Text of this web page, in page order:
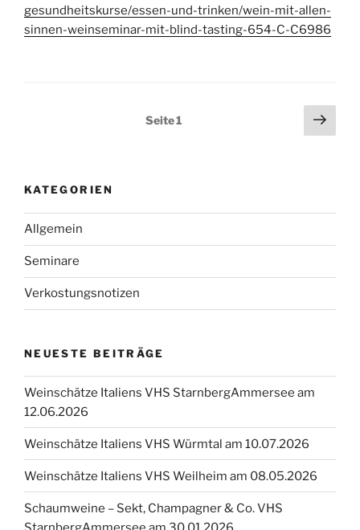
gesundheitskurse/essen-und-trinken/wein-mit-allen-
sinnen-weinseminar-mit-blind-tasting-654-C-C6986
Seitennummerierung
Seite1
KATEGORIEN
Allgemein
Seminare
Verkostungsnotizen
NEUESTE BEITRÄGE
Weinschätze Italiens VHS StarnbergAmmersee am
12.06.2026
Weinschätze Italiens VHS Würmtal am 10.07.2026
Weinschätze Italiens VHS Weilheim am 08.05.2026
Schaumweine – Sekt, Champagner & Co. VHS